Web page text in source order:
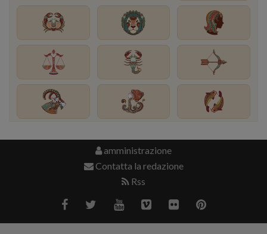
amministrazione
Contatta la redazione
Rss